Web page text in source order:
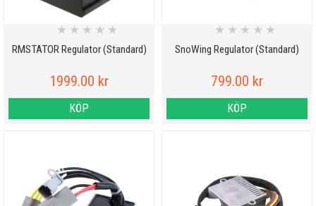
RMSTATOR Regulator (Standard)
★ ★ ★ ★ ★
1999.00 kr
KÖP
SnoWing Regulator (Standard)
★ ★ ★ ★ ★
799.00 kr
KÖP